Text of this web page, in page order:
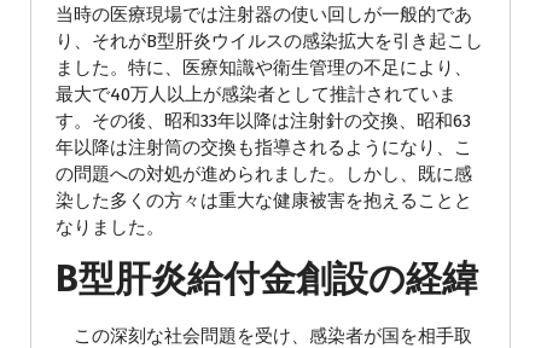
当時の医療現場では注射器の使い回しが一般的であ
り、それがB型肝炎ウイルスの感染拡大を引き起こし
ました。特に、医療知識や衛生管理の不足により、
最大で40万人以上が感染者として推計されていま
す。その後、昭和33年以降は注射針の交換、昭和63
年以降は注射筒の交換も指導されるようになり、こ
の問題への対処が進められました。しかし、既に感
染した多くの方々は重大な健康被害を抱えることと
なりました。
B型肝炎給付金創設の経緯
この深刻な社会問題を受け、感染者が国を相手取